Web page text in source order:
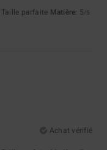
Taille parfaite Matière: 5/5
Achat vérifié